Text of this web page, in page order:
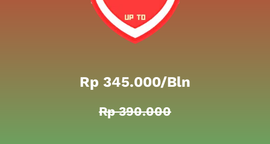
Rp 345.000/bln
Rp 390.000